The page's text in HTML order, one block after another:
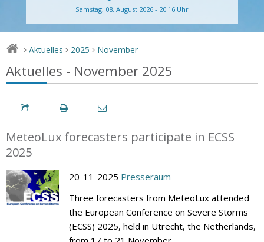
Samstag, 08. August 2026 - 20:16 Uhr
> Aktuelles > 2025 > November
Aktuelles - November 2025
MeteoLux forecasters participate in ECSS
2025
20-11-2025 Presseraum
Three forecasters from MeteoLux attended
the European Conference on Severe Storms
(ECSS) 2025, held in Utrecht, the Netherlands,